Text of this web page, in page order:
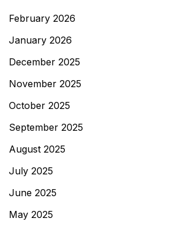
February 2026
January 2026
December 2025
November 2025
October 2025
September 2025
August 2025
July 2025
June 2025
May 2025